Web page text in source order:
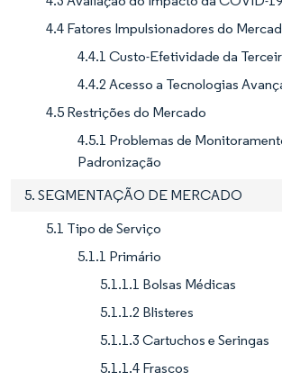
4.4 Fatores Impulsionadores do
4.4.1 Custo-Efetividade da
4.4.2 Acesso a Tecnologias
4.5 Restrições do Mercado
4.5.1 Problemas de
Padronização
5. SEGMENTAÇÃO DE MERCADO
5.1 Tipo de Serviço
5.1.1 Primário
5.1.1.1 Bolsas Médicas
5.1.1.2 Blisteres
5.1.1.3 Cartuchos e Seringas
5.1.1.4 Frascos